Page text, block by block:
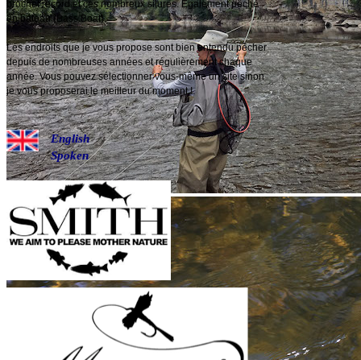
brochet record et ces nombreux silures. Egalement pêche
en bateau (Bass Boat).
Les endroits que je vous propose sont bien entendu pêcher
depuis de nombreuses années et régulièrement chaque
année. Vous pouvez sélectionner vous-même un site sinon
je vous proposerai le meilleur du moment !
English
Spoken